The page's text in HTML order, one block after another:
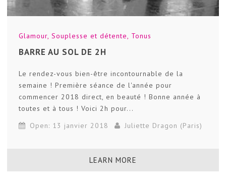
Glamour,Souplesse et détente, Tonus
BARRE AU SOL DE 2H
Le rendez-vous bien-être incontournable de la
semaine ! Première séance de l'année pour
commencer 2018 direct, en beauté ! Bonne année à
toutes et à tous ! Voici 2h pour...
Open: 13 janvier 2018
Juliette Dragon (Paris)
LEARN MORE